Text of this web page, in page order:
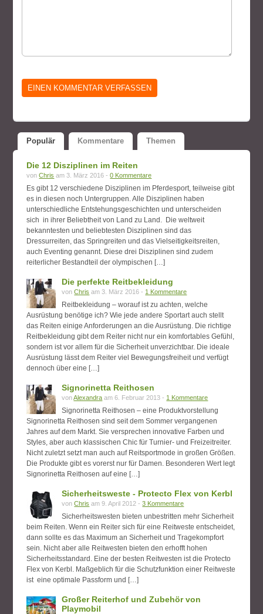
Populär Kommentare Themen
Die 12 Disziplinen im Reiten
vonChris am 3. März 2016 -0 Kommentare
Es gibt 12 verschiedene Disziplinen im Pferdesport, teilweise gibt
es in diesen noch Untergruppen. Alle Disziplinen haben
unterschiedliche Entstehungsgeschichten und unterscheiden
sich in ihrer Beliebtheit von Land zu Land. Die weltweit
bekanntesten und beliebtesten Disziplinen sind das
Dressurreiten, das Springreiten und das Vielseitigkeitsreiten,
auch Eventing genannt. Diese drei Disziplinen sind zudem
reiterlicher Bestandteil der olympischen […]
Die perfekte Reitbekleidung
vonChris am 3. März 2016 - 1 Kommentare
Reitbekleidung – worauf ist zu achten, welche
Ausrüstung benötige ich? Wie jede andere Sportart auch stellt
das Reiten einige Anforderungen an die Ausrüstung. Die richtige
Reitbekleidung gibt dem Reiter nicht nur ein komfortables Gefühl,
sondern ist vor allem für die Sicherheit unverzichtbar. Die ideale
Ausrüstung lässt dem Reiter viel Bewegungsfreiheit und verfügt
dennoch über eine […]
Signorinetta Reithosen
vonAlexandra am 6. Februar 2013 - 1 Kommentare
Signorinetta Reithosen – eine Produktvorstellung
Signorinetta Reithosen sind seit dem Sommer vergangenen
Jahres auf dem Markt. Sie versprechen innovative Farben und
Styles, aber auch klassischen Chic für Turnier- und Freizeitreiter.
Nicht zuletzt setzt man auch auf Reitsportmode in großen Größen.
Die Produkte gibt es vorerst nur für Damen. Besonderen Wert legt
Signorinetta Reithosen auf eine […]
Sicherheitsweste - Protecto Flex von Kerbl
vonChris am 9. April 2012 -3 Kommentare
Sicherheitswesten bieten unbestritten mehr Sicherheit
beim Reiten. Wenn ein Reiter sich für eine Reitweste entscheidet,
dann sollte es das Maximum an Sicherheit und Tragekompfort
sein. Nicht aber alle Reitwesten bieten den erhofft hohen
Sicherheitsstandard. Eine der besten Reitwesten ist die Protecto
Flex von Kerbl. Maßgeblich für die Schutzfunktion einer Reitweste
ist eine optimale Passform und […]
Großer Reiterhof und Zubehör von
Playmobil